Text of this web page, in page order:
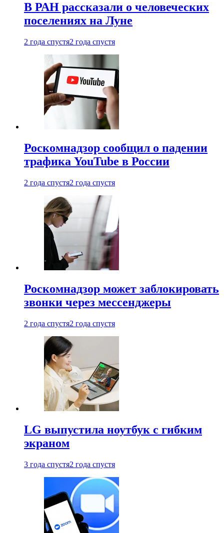
В РАН рассказали о человеческих
поселениях на Луне
2 года спустя2 года спустя
Роскомнадзор сообщил о падении
трафика YouTube в России
2 года спустя2 года спустя
Роскомнадзор может заблокировать
звонки через мессенджеры
2 года спустя2 года спустя
LG выпустила ноутбук с гибким
экраном
3 года спустя2 года спустя